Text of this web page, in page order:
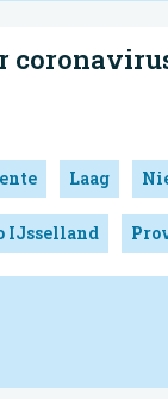
Laag
IJsselland